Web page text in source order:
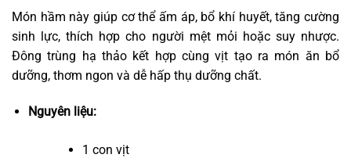
Món hầm này giúp cơ thể ấm áp, bổ khí huyết, tăng cường
sinh lực, thích hợp cho người mệt mỏi hoặc suy nhược.
Đông trùng hạ thảo kết hợp cùng vịt tạo ra món ăn bổ
dưỡng, thơm ngon và dễ hấp thụ dưỡng chất.
Nguyên liệu:
1 con vịt